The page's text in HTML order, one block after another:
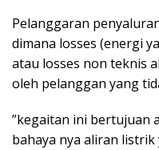
Pelanggaran
dimana losses (energi
atau losses non teknis
oleh pelanggan yang
”kegaitan ini bertujuan
bahaya nya aliran